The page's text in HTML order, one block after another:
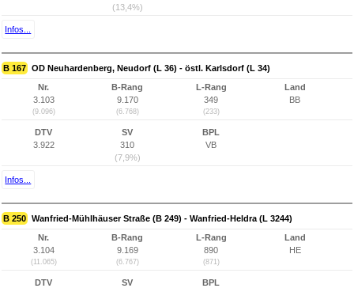
(13,4%)
Infos...
B 167 OD Neuhardenberg, Neudorf (L 36) - östl. Karlsdorf (L 34)
Nr.
3.103
(9.096)
B-Rang
9.170
(6.768)
L-Rang
349
(233)
Land
BB
DTV
3.922
SV
310
(7,9%)
BPL
VB
Infos...
B 250 Wanfried-Mühlhäuser Straße (B 249) - Wanfried-Heldra (L 3244)
Nr.
3.104
(11.065)
B-Rang
9.169
(6.767)
L-Rang
890
(871)
Land
HE
DTV
SV
BPL